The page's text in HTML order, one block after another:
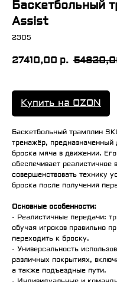
Баскетбольный
Assist
2305
27410,00 р.
Купить на OZON
Баскетбольный трамплин
тренажёр, предназначенный
броска мяча в движении.
обеспечивает
совершенствовать технику
броска после получения
Основные особенности:
- Реалистичные передачи:
обучая игроков правильно
переходить к броску.
- Универсальность
различных покрытиях,
а также подъездные пути.